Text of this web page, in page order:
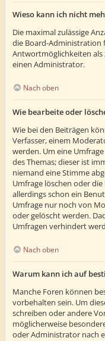
Wieso kann ich nicht
Die maximal zulässige
die Board-Administration
Antwortmöglichkeiten als
einen Administrator.
Nach oben
Wie bearbeite oder
Wie bei den Beiträgen
Verfasser, einem
werden. Um eine
des Themas; dieser ist
niemand eine Stimme
Umfrage löschen oder
allerdings schon ein
Umfrage nur noch von
oder gelöscht werden.
Umfragen verhindert
Nach oben
Warum kann ich auf
Manche Foren können
vorbehalten sein. Um
schreiben oder andere
möglicherweise
oder Administrator nach